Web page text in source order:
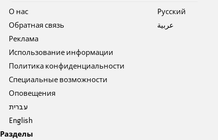
О нас
Обратная связь
Реклама
Использование информации
Политика конфиденциальности
Специальные возможности
Оповещения
עברית
English
Pусский
عربية
Разделы